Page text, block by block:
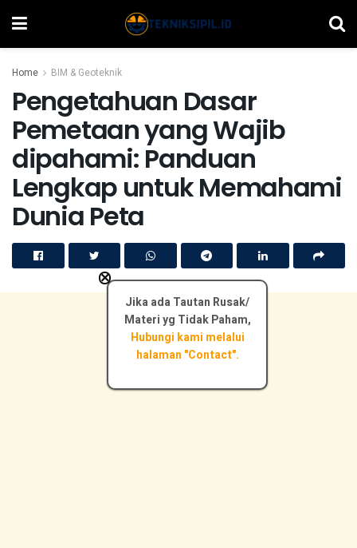
Home BIM & Geoteknik
Pengetahuan Dasar
Pemetaan yang Wajib
dipahami: Panduan
Lengkap untuk Memahami
Dunia Peta
Jika ada Tautan Rusak/
Materi yg Tidak Paham,
Hubungi kami melalui
halaman "Contact".
×